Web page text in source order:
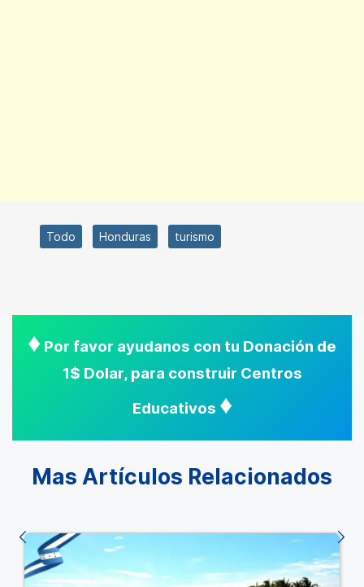
Todo Honduras turismo
♦ Por favor ayudanos con tu Donación de
1$ Dolar, para construir Centros
Educativos ♦
Mas Artículos Relacionados